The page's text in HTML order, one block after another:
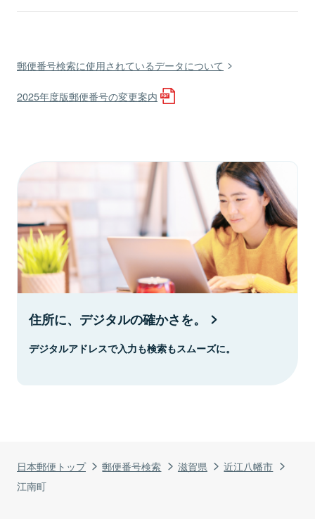
日本郵便トップ 郵便番号検索 滋賀県
近江八幡市
江南町
郵便番号検索に使用されているデータについて
2025年度版郵便番号の変更案内
住所に、デジタルの確かさを。
デジタルアドレスで入力も検索もスムーズに。